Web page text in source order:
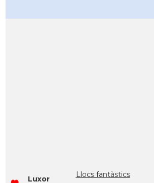
Luxor
Llocs fantàstics